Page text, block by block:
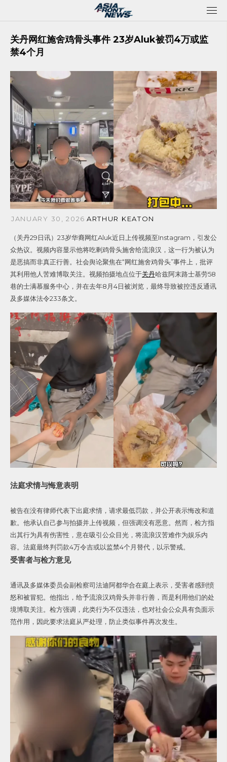
关丹网红施舍鸡骨头事件 23岁Aluk被罚4万或监
禁4个月
JANUARY 30, 2026 ARTHUR KEATON
（关丹29日讯）23岁华裔网红Aluk近日上传视频至Instagram，引发公
众热议。视频内容显示他将吃剩鸡骨头施舍给流浪汉，这一行为被认为
是恶搞而非真正行善。社会舆论聚焦在“网红施舍鸡骨头”事件上，批评
其利用他人苦难博取关注。视频拍摄地点位于关丹哈兹阿末路士基劳58
巷的士满慕服务中心，并在去年8月4日被浏览，最终导致被控违反通讯
及多媒体法令233条文。
法庭求情与悔意表明
被告在没有律师代表下出庭求情，请求最低罚款，并公开表示悔改和道
歉。他承认自己参与拍摄并上传视频，但强调没有恶意。然而，检方指
出其行为具有伤害性，意在吸引公众目光，将流浪汉苦难作为娱乐内
容。法庭最终判罚款4万令吉或以监禁4个月替代，以示警戒。
受害者与检方意见
通讯及多媒体委员会副检察司法迪阿都华合在庭上表示，受害者感到愤
怒和被冒犯。他指出，给予流浪汉鸡骨头并非行善，而是利用他们的处
境博取关注。检方强调，此类行为不仅违法，也对社会公众具有负面示
范作用，因此要求法庭从严处理，防止类似事件再次发生。